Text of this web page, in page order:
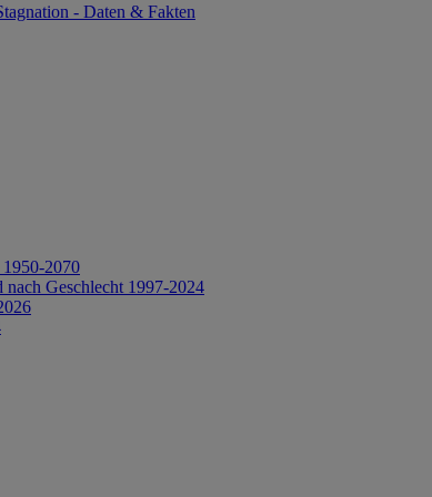
- Daten & Fakten
2070
Geschlecht 1997-2024